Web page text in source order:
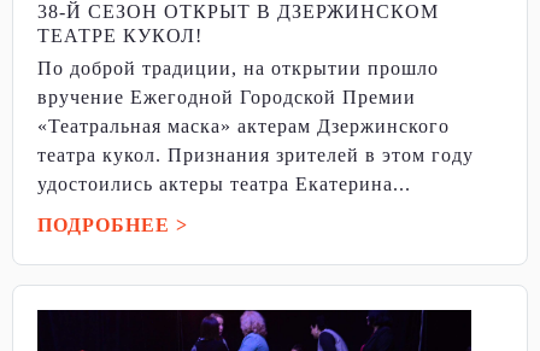
38-Й СЕЗОН ОТКРЫТ В ДЗЕРЖИНСКОМ
ТЕАТРЕ КУКОЛ!
По доброй традиции, на открытии прошло
вручение Ежегодной Городской Премии
«Театральная маска» актерам Дзержинского
театра кукол. Признания зрителей в этом году
удостоились актеры театра Екатерина...
ПОДРОБНЕЕ >